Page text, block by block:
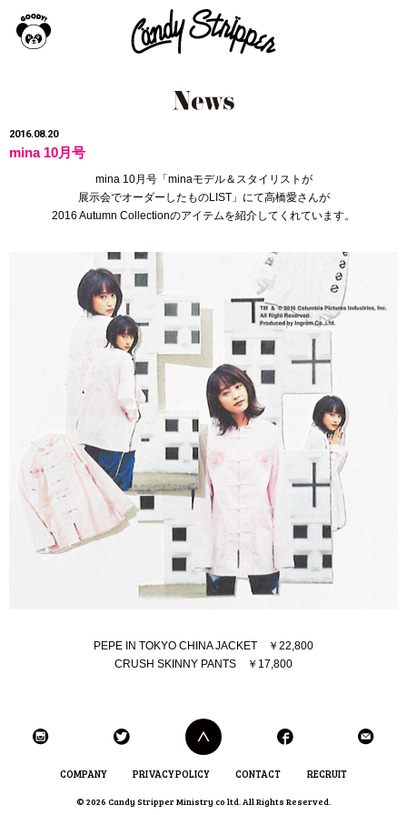
2016.08.20
mina 10月号
mina 10月号「minaモデル＆スタイリストが
展示会でオーダーしたものLIST」にて高橋愛さんが
2016 Autumn Collectionのアイテムを紹介してくれています。
PEPE IN TOKYO CHINA JACKET ￥22,800
CRUSH SKINNY PANTS ￥17,800
COMPANY PRIVACY POLICY CONTACT RECRUIT
© 2026 Candy Stripper Ministry co ltd. All Rights Reserved.